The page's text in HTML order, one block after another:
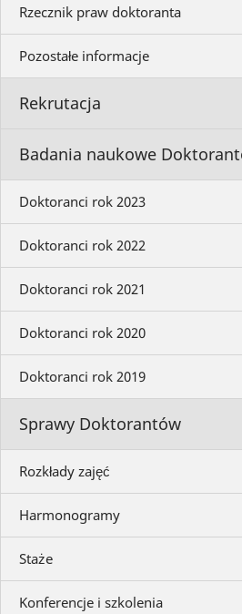
Rzecznik praw doktoranta
Pozostałe informacje
Rekrutacja
Badania naukowe
Doktoranci rok 2023
Doktoranci rok 2022
Doktoranci rok 2021
Doktoranci rok 2020
Doktoranci rok 2019
Sprawy Doktorantów
Rozkłady zajęć
Harmonogramy
Staże
Konferencje i szkolenia